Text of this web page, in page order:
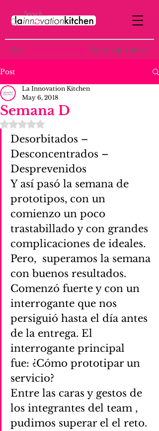
the ost-institutional learning space
Post
Semana D
La Innovation Kitchen
May 6, 2018
Rated NaN out of 5 stars.
Desorbitados –
Desconcentrados –
Desprevenidos
Y así pasó la semana de
prototipos, con un
comienzo un poco
trastabillado y con grandes
complicaciones de ideales.
Pero,  superamos la semana
con buenos resultados.
Comenzó fuerte y con un
interrogante que nos
persiguió hasta el día antes
de la entrega. El
interrogante principal
fue: ¿Cómo prototipar un
servicio?
Entre las caras y gestos de
los integrantes del team ,
pudimos superar el el reto.